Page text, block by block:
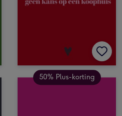
50% Plus-korting